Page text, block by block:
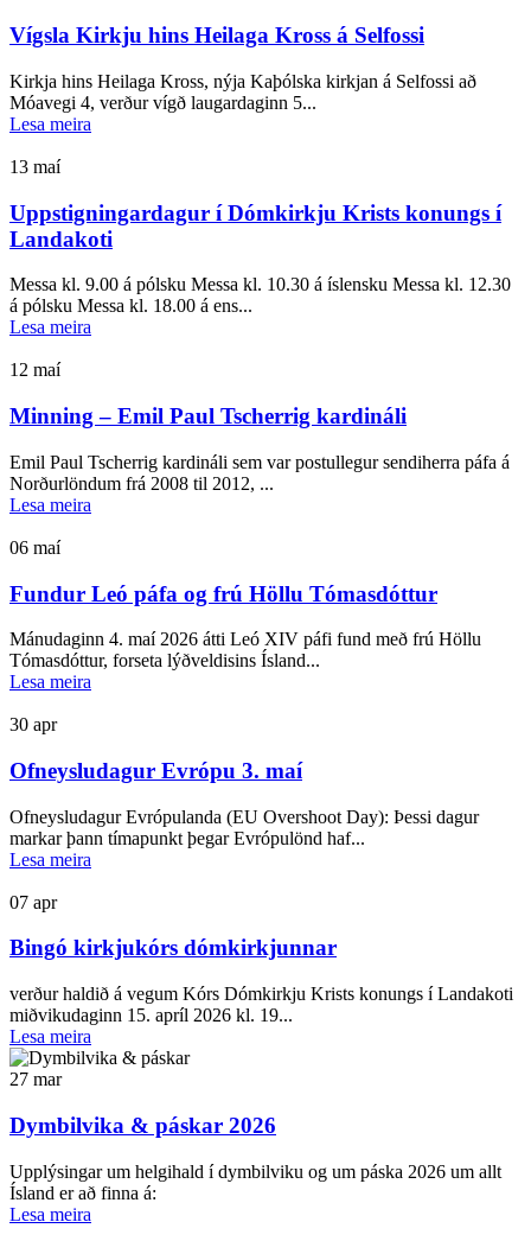
Vígsla Kirkju hins Heilaga Kross á Selfossi
Kirkja hins Heilaga Kross, nýja Kaþólska kirkjan á Selfossi að
Móavegi 4, verður vígð laugardaginn 5...
Lesa meira
13 maí
Uppstigningardagur í Dómkirkju Krists konungs í
Landakoti
Messa kl. 9.00 á pólsku Messa kl. 10.30 á íslensku Messa kl. 12.30
á pólsku Messa kl. 18.00 á ens...
Lesa meira
12 maí
Minning – Emil Paul Tscherrig kardináli
Emil Paul Tscherrig kardináli sem var postullegur sendiherra páfa á
Norðurlöndum frá 2008 til 2012, ...
Lesa meira
06 maí
Fundur Leó páfa og frú Höllu Tómasdóttur
Mánudaginn 4. maí 2026 átti Leó XIV páfi fund með frú Höllu
Tómasdóttur, forseta lýðveldisins Ísland...
Lesa meira
30 apr
Ofneysludagur Evrópu 3. maí
Ofneysludagur Evrópulanda (EU Overshoot Day): Þessi dagur
markar þann tímapunkt þegar Evrópulönd haf...
Lesa meira
07 apr
Bingó kirkjukórs dómkirkjunnar
verður haldið á vegum Kórs Dómkirkju Krists konungs í Landakoti
miðvikudaginn 15. apríl 2026 kl. 19...
Lesa meira
27 mar
Dymbilvika & páskar 2026
Upplýsingar um helgihald í dymbilviku og um páska 2026 um allt
Ísland er að finna á:
Lesa meira